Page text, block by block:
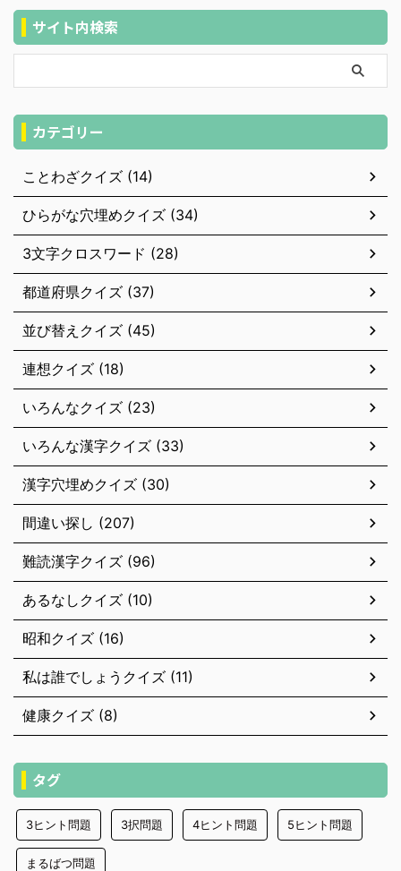
サイト内検索
カテゴリー
ことわざクイズ (14)
ひらがな穴埋めクイズ (34)
3文字クロスワード (28)
都道府県クイズ (37)
並び替えクイズ (45)
連想クイズ (18)
いろんなクイズ (23)
いろんな漢字クイズ (33)
漢字穴埋めクイズ (30)
間違い探し (207)
難読漢字クイズ (96)
あるなしクイズ (10)
昭和クイズ (16)
私は誰でしょうクイズ (11)
健康クイズ (8)
タグ
3ヒント問題 3択問題 4ヒント問題 5ヒント問題
まるばつ問題